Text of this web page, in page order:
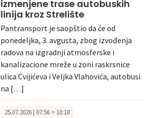
izmenjene trase autobuskih
linija kroz Strelište
Pantransport je saopštio da će od
ponedeljka, 3. avgusta, zbog izvođenja
radova na izgradnji atmosferske i
kanalizacione mreže u zoni raskrsnice
ulica Cvijićeva i Veljka Vlahovića, autobusi
na […]
25.07.2026 | 07:56 > 10:18